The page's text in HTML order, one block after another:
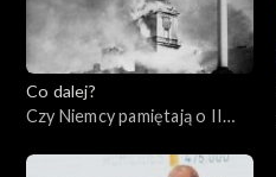
Co dalej?
Czy Niemcy pamiętają o II
16.05.2023